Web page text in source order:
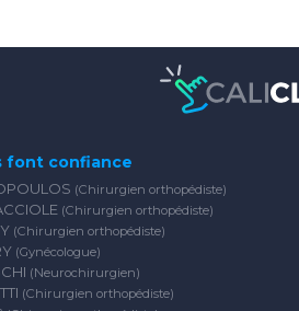
font confiance
(Chirurgien orthopédiste)
(Chirurgien orthopédiste)
(Chirurgien orthopédiste)
(Gynécologue)
(Neurochirurgien)
(Chirurgien orthopédiste)